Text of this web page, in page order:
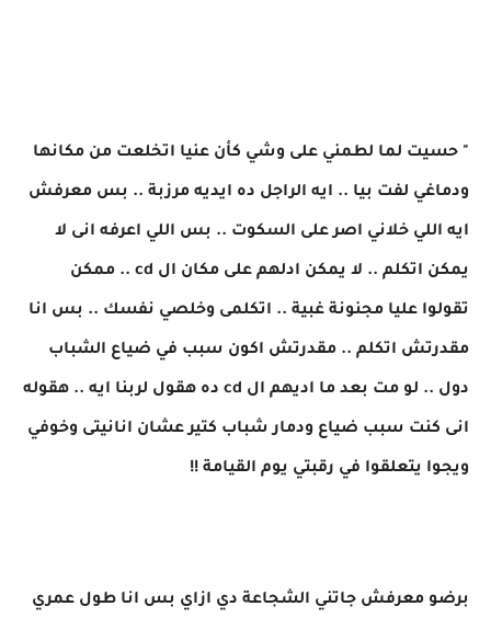
" حسيت لما لطمني على وشي كأن عنيا اتخلعت من مكانها
ودماغي لفت بيا .. ايه الراجل ده ايديه مرزبة .. بس معرفش
ايه اللي خلاني اصر على السكوت .. بس اللي اعرفه انى لا
يمكن اتكلم .. لا يمكن ادلهم على مكان ال cd .. ممكن
تقولوا عليا مجنونة غبية .. اتكلمى وخلصي نفسك .. بس انا
مقدرتش اتكلم .. مقدرتش اكون سبب في ضياع الشباب
دول .. لو مت بعد ما اديهم ال cd ده هقول لربنا ايه .. هقوله
انى كنت سبب ضياع ودمار شباب كتير عشان انانيتى وخوفي
ويجوا يتعلقوا في رقبتي يوم القيامة !!
برضو معرفش جاتني الشجاعة دي ازاي بس انا طول عمري